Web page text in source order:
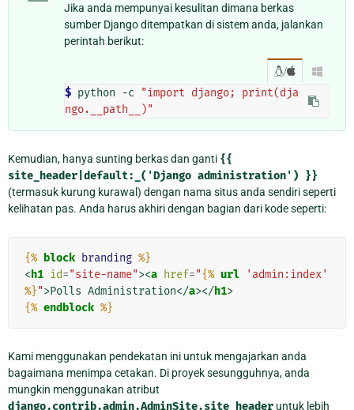
Jika anda mempunyai kesulitan dimana berkas
sumber Django ditempatkan di sistem anda, jalankan
perintah berikut:
/ 
$ python -c
"import django; print(dja
ngo.__path__)"
Kemudian, hanya sunting berkas dan ganti {{
site_header|default:_('Django administration') }}
(termasuk kurung kurawal) dengan nama situs anda sendiri seperti
kelihatan pas. Anda harus akhiri dengan bagian dari kode seperti:
{% block branding %}
<h1 id="site-name"><a href="{% url
'admin:index'
%}">Polls Administration</a></h1>
{% endblock %}
Kami menggunakan pendekatan ini untuk mengajarkan anda
bagaimana menimpa cetakan. Di proyek sesungguhnya, anda
mungkin menggunakan atribut
django.contrib.admin.AdminSite.site_header untuk lebih